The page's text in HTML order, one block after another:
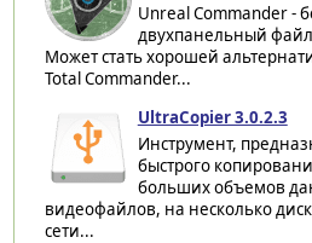
Unreal Commander -
двухпанельный
Может стать хорошей
Total Commander...
UltraCopier 3.0.2.3
Инструмент,
быстрого
больших объемов
видеофайлов, на несколько
сети...